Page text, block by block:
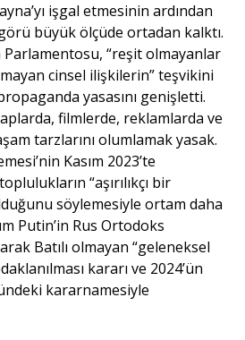
işgal etmesinin ardından
büyük ölçüde ortadan kalktı.
Parlamentosu, “reşit olmayanlar
cinsel ilişkilerin” teşvikini
yasasını genişletti.
filmlerde, reklamlarda ve
tarzlarını olumlamak yasak.
Kasım 2023’te
“aşırılıkçı bir
söylemesiyle ortam daha
Putin’in Rus Ortodoks
Batılı olmayan “geleneksel
kararı ve 2024’ün
kararnamesiyle